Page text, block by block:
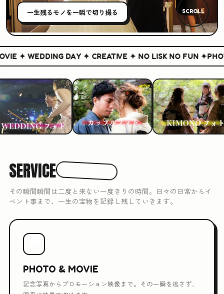
一生残るモノを一瞬で切り撮る SCROLL
✦ WEDDING DAY ✦ CREATIVE ✦ NO LISK NO FUN ✦
SERVICE
その瞬間瞬間は二度と来ない一度きりの時間。日々の日常からイ
ベント事まで、一生の宝物を記録し残していきます。
PHOTO & MOVIE
記念写真からプロモーション映像まで。その一瞬を逃さず、